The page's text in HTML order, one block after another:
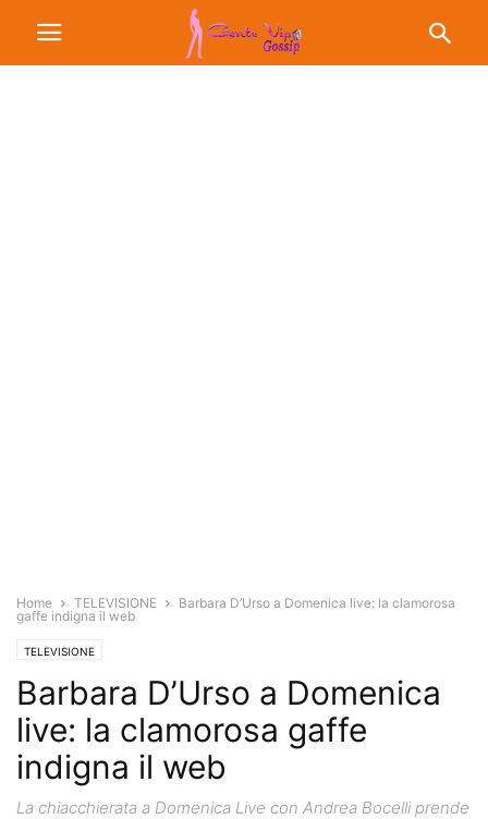
Home TELEVISIONE
Barbara D’Urso a Domenica live: la clamorosa
gaffe indigna il web
TELEVISIONE
Barbara D’Urso a Domenica
live: la clamorosa gaffe
indigna il web
La chiacchierata a Domenica Live con Andrea Bocelli prende